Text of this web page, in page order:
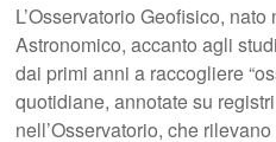
L’Osservatorio Geofisico,
Astronomico, accanto agli
dai primi anni a raccogliere
quotidiane, annotate su
nell’Osservatorio, che